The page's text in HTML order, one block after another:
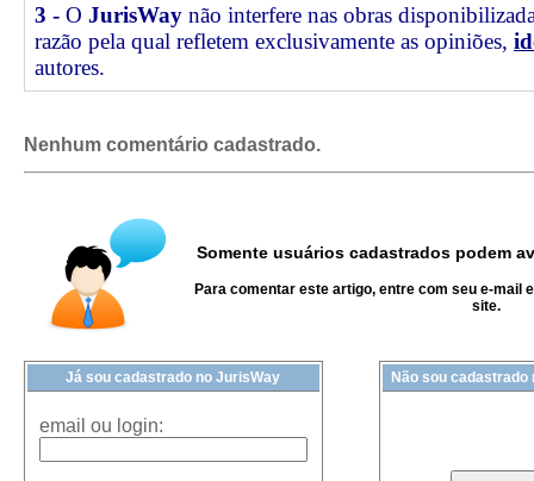
3 - O JurisWay não interfere nas obras
razão pela qual refletem exclusivamente as opiniões,
autores.
Nenhum comentário cadastrado.
Somente usuários cadastrados podem
Para comentar este artigo, entre com seu e-mail
site.
Já sou cadastrado no JurisWay
email ou login:
Não sou cadastrado